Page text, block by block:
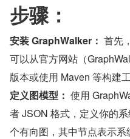
步骤：
安装 GraphWalker： 首先
可以从官方网站（
版本或使用 Maven 等构建
定义图模型： 使用
者 JSON 格式，定义你的
个有向图，其中节点表示